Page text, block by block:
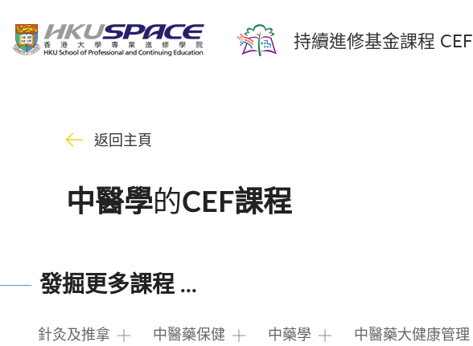
持續進修基金課程 CEF
返回主頁
中醫學的CEF課程
發掘更多課程 ...
針灸及推拿 中醫藥保健 中藥學 中醫藥大健康管理